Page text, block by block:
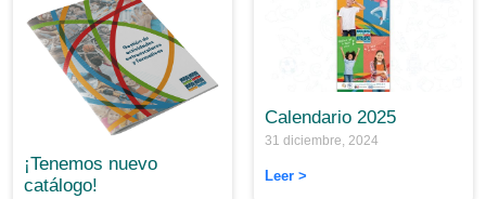
¡Tenemos nuevo
catálogo!
Calendario 2025
31 diciembre, 2024
Leer >